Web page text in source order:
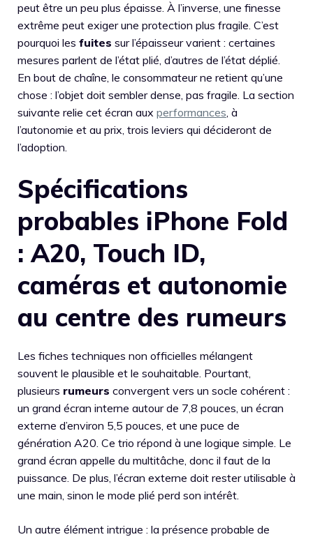
peut être un peu plus épaisse. À l’inverse, une finesse
extrême peut exiger une protection plus fragile. C’est
pourquoi les fuites sur l’épaisseur varient : certaines
mesures parlent de l’état plié, d’autres de l’état déplié.
En bout de chaîne, le consommateur ne retient qu’une
chose : l’objet doit sembler dense, pas fragile. La section
suivante relie cet écran aux performances, à
l’autonomie et au prix, trois leviers qui décideront de
l’adoption.
Spécifications
probables iPhone Fold
: A20, Touch ID,
caméras et autonomie
au centre des rumeurs
Les fiches techniques non officielles mélangent
souvent le plausible et le souhaitable. Pourtant,
plusieurs rumeurs convergent vers un socle cohérent :
un grand écran interne autour de 7,8 pouces, un écran
externe d’environ 5,5 pouces, et une puce de
génération A20. Ce trio répond à une logique simple. Le
grand écran appelle du multitâche, donc il faut de la
puissance. De plus, l’écran externe doit rester utilisable à
une main, sinon le mode plié perd son intérêt.
Un autre élément intrigue : la présence probable de